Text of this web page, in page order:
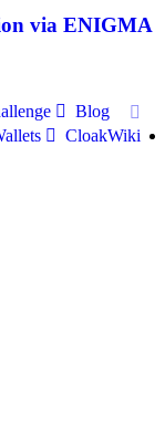
via ENIGMA
Blog
CloakWiki